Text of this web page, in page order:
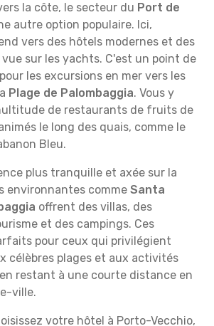
la côte, le secteur du Port de
autre option populaire. Ici,
vers des hôtels modernes et des
sur les yachts. C'est un point de
les excursions en mer vers les
Plage de Palombaggia. Vous y
de restaurants de fruits de
le long des quais, comme le
Bleu.
plus tranquille et axée sur la
environnantes comme Santa
offrent des villas, des
et des campings. Ces
pour ceux qui privilégient
célèbres plages et aux activités
restant à une courte distance en
ville.
votre hôtel à Porto-Vecchio,